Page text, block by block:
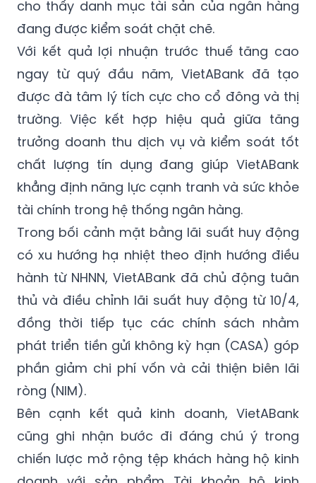
Việc chi phí dự phòng rủi ro tín dụng duy trì ở
mức thấp và giảm đáng kể so với cùng kỳ
cho thấy danh mục tài sản của ngân hàng
đang được kiểm soát chặt chẽ.
Với kết quả lợi nhuận trước thuế tăng cao
ngay từ quý đầu năm, VietABank đã tạo
được đà tâm lý tích cực cho cổ đông và thị
trường. Việc kết hợp hiệu quả giữa tăng
trưởng doanh thu dịch vụ và kiểm soát tốt
chất lượng tín dụng đang giúp VietABank
khẳng định năng lực cạnh tranh và sức khỏe
tài chính trong hệ thống ngân hàng.
Trong bối cảnh mặt bằng lãi suất huy động
có xu hướng hạ nhiệt theo định hướng điều
hành từ NHNN, VietABank đã chủ động tuân
thủ và điều chỉnh lãi suất huy động từ 10/4,
đồng thời tiếp tục các chính sách nhằm
phát triển tiền gửi không kỳ hạn (CASA) góp
phần giảm chi phí vốn và cải thiện biên lãi
ròng (NIM).
Bên cạnh kết quả kinh doanh, VietABank